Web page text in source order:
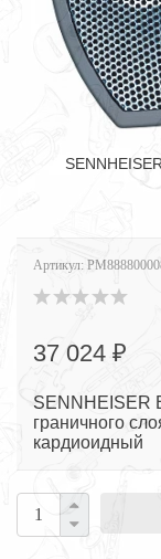
Артикул:
37 024 ₽
SENNHEISER
граничного
кардиоидный